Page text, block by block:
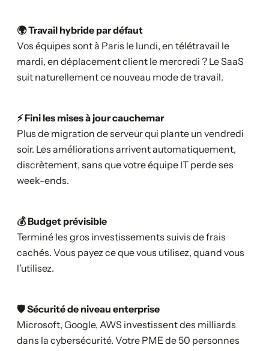
🌍 Travail hybride par défaut
Vos équipes sont à Paris le lundi, en télétravail le
mardi, en déplacement client le mercredi ? Le SaaS
suit naturellement ce nouveau mode de travail.
⚡ Fini les mises à jour cauchemar
Plus de migration de serveur qui plante un vendredi
soir. Les améliorations arrivent automatiquement,
discrètement, sans que votre équipe IT perde ses
week-ends.
💰 Budget prévisible
Terminé les gros investissements suivis de frais
cachés. Vous payez ce que vous utilisez, quand vous
l'utilisez.
🛡️ Sécurité de niveau enterprise
Microsoft, Google, AWS investissent des milliards
dans la cybersécurité. Votre PME de 50 personnes